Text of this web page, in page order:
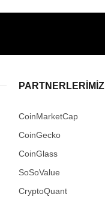
PARTNERLERIMIZ
CoinMarketCap
CoinGecko
CoinGlass
SoSoValue
CryptoQuant